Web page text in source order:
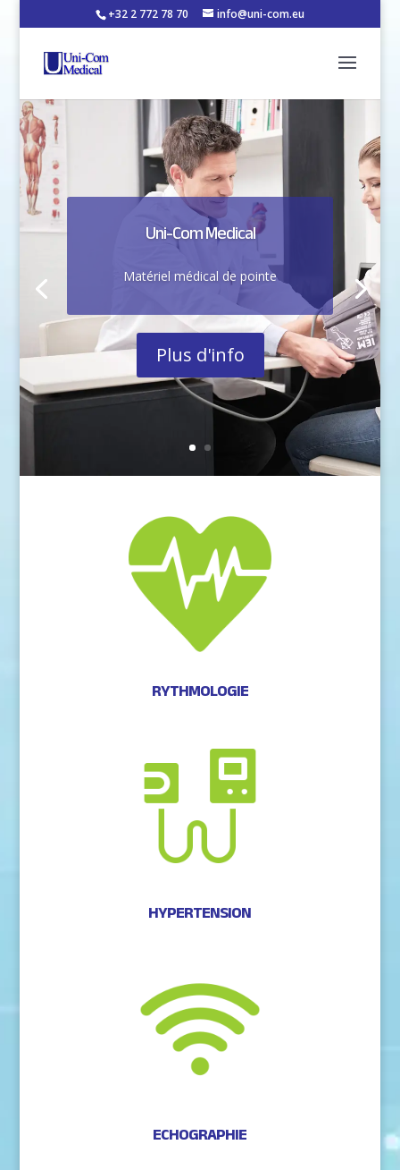
+32 2 772 78 70 info@uni-com.eu
Uni-Com Medical
Matériel médical de pointe
Plus d'info
RYTHMOLOGIE
HYPERTENSION
ECHOGRAPHIE